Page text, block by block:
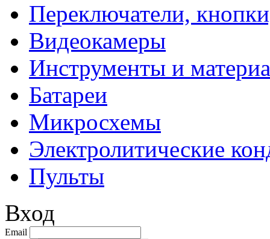
Переключатели,
Видеокамеры
Инструменты и
Батареи
Микросхемы
Электролитические
Пульты
Вход
Email